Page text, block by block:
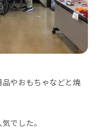
やおもちゃなどと焼
でした。